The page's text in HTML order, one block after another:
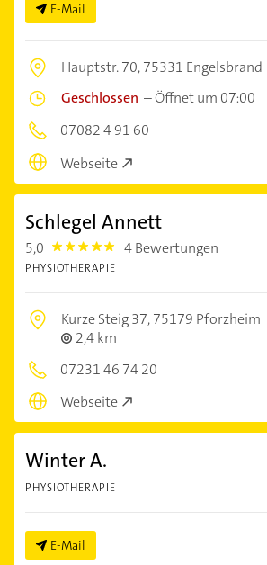
E-Mail
Hauptstr. 70,75331 Engelsbrand
Geschlossen –Öffnet um 07:00
07082 4 91 60
Webseite
Schlegel Annett
5,0 5.0 4 Bewertungen
PHYSIOTHERAPIE
Kurze Steig 37,75179 Pforzheim
2,4 km
07231 46 74 20
Webseite
Winter A.
PHYSIOTHERAPIE
E-Mail